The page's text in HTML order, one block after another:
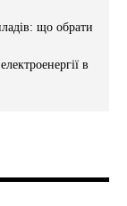
що обрати
в